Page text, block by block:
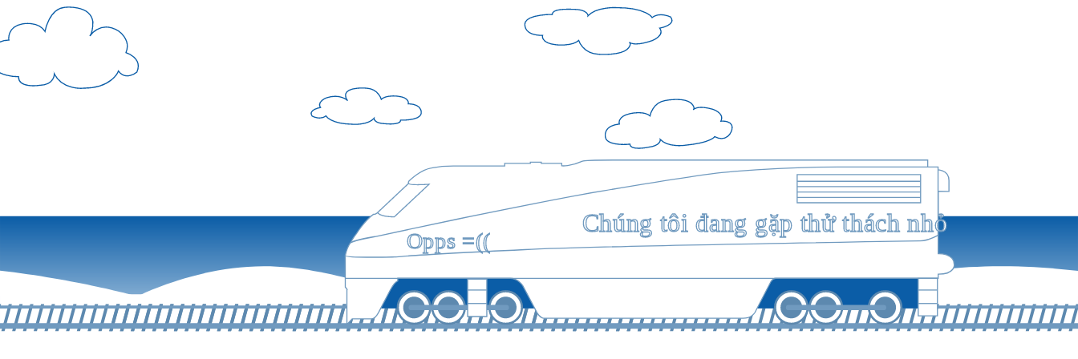
Opps =((
Chúng tôi đang gặp thử thách nhỏ